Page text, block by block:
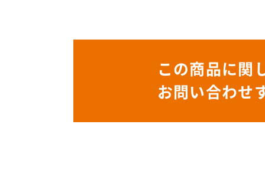
この商品に関
お問い合わせ